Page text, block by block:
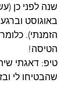
שנה לפני כן
באוגוסט
הטיסה!
טיפ: דאגתי
שהבטיחו לי